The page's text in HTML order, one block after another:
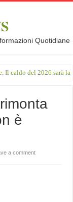
Quotidiane
Il caldo del 2026 sarà
è
a comment